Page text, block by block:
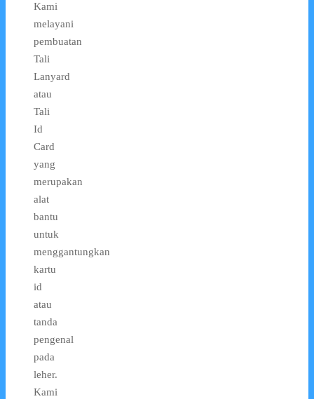
Kami
melayani
pembuatan
Tali
Lanyard
atau
Tali
Id
Card
yang
merupakan
alat
bantu
untuk
menggantungkan
kartu
id
atau
tanda
pengenal
pada
leher.
Kami